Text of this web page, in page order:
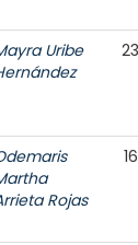
Uribe
Rojas